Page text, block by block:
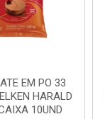
EM PO 33
HARALD
10UND